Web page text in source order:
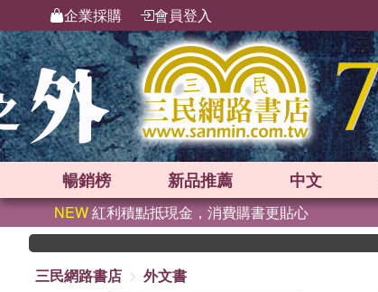
企業採購 會員登入
暢銷榜 新品推薦 中文
NEW紅利積點抵現金，消費購書更貼心
三民網路書店
外文書